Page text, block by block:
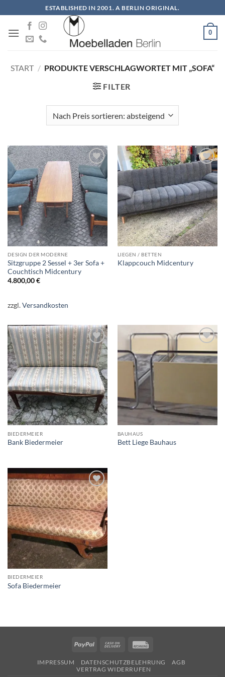
Inhalt
springen
ESTABLISHED IN 2001. A BERLIN ORIGINAL.
0
START / PRODUKTE VERSCHLAGWORTET MIT „SOFA“
FILTER
Auf die
Wunschliste
DESIGN DER MODERNE
Sitzgruppe 2 Sessel + 3er Sofa +
Couchtisch Midcentury
4.800,00€
zzgl.Versandkosten
Wunschliste
LIEGEN / BETTEN
Klappcouch Midcentury
Auf die
Wunschliste
BIEDERMEIER
Bank Biedermeier
Auf die
Wunschliste
BAUHAUS
Bett Liege Bauhaus
Auf die
Wunschliste
BIEDERMEIER
Sofa Biedermeier
PayPal
Cash
Delivery
IMPRESSUM DATENSCHUTZBELEHRUNG
AGB
VERTRAG WIDERRUFEN